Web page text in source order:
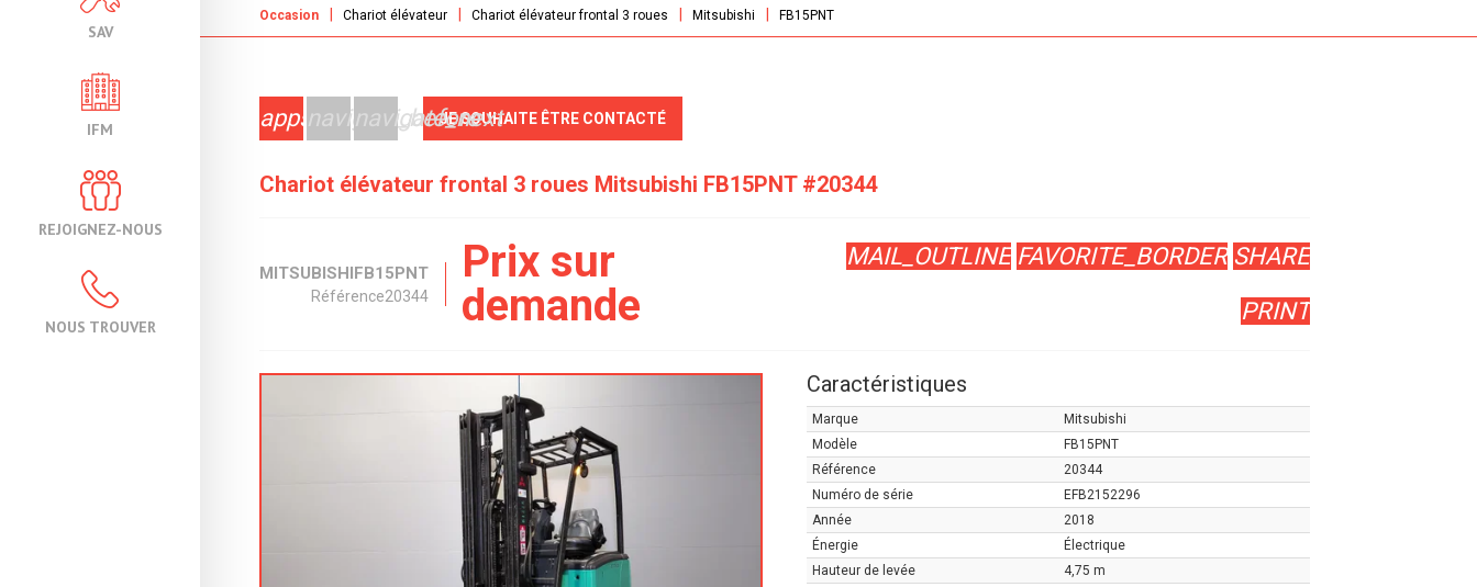
SAV
IFM
REJOIGNEZ-NOUS
NOUS TROUVER
Occasion Chariot élévateur Chariot élévateur frontal 3 roues Mitsubishi FB15PNT
Chariot élévateur frontal 3 roues Mitsubishi FB15PNT #20344
appsnavigate_before
navigate_nextJE SOUHAITE ÊTRE CONTACTÉ
MITSUBISHIFB15PNT
Référence20344
Prix sur
demande
FAVORITE_BORDER
MAIL_OUTLINE
SHARE
PRINT
Caractéristiques
Marque
Mitsubishi
Modèle
FB15PNT
Référence
20344
Numéro de série
EFB2152296
Année
2018
Énergie
Électrique
Hauteur de levée
4,75 m